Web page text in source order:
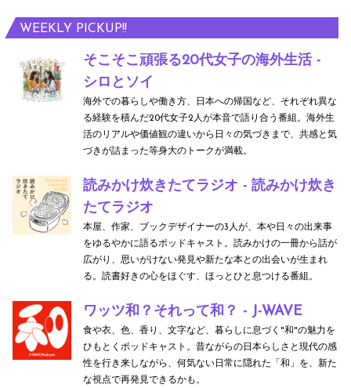
WEEKLY PICKUP!!
そこそこ頑張る20代女子の海外生活 -
シロとソイ
海外での暮らしや働き方、日本への帰国など、それぞれ異な
る経験を積んだ20代女子2人が本音で語り合う番組。海外生
活のリアルや価値観の違いから日々の気づきまで、共感と気
づきが詰まった等身大のトークが満載。
読みかけ炊きたてラジオ - 読みかけ炊き
たてラジオ
本屋、作家、ブックデザイナーの3人が、本や日々の出来事
をゆるやかに語るポッドキャスト。読みかけの一冊から話が
広がり、思いがけない発見や新たな本との出会いが生まれ
る。読書好きの心をほぐす、ほっとひと息つける番組。
ワッツ和？それって和？ - J-WAVE
食や衣、色、香り、文字など、暮らしに息づく"和"の魅力を
ひもとくポッドキャスト。昔ながらの日本らしさと現代の感
性を行き来しながら、何気ない日常に隠れた「和」を、新た
な視点で再発見できるかも。